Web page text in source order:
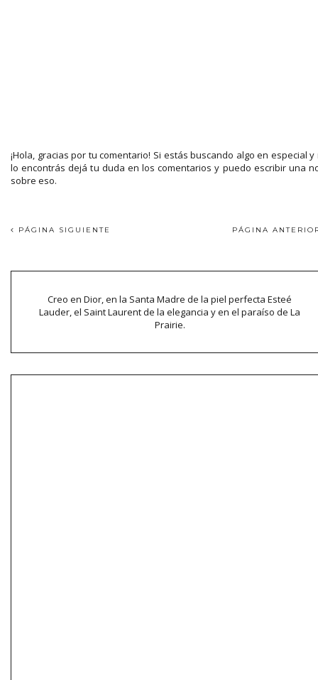
¡Hola, gracias por tu comentario! Si estás buscando algo en especial y
lo encontrás dejá tu duda en los comentarios y puedo escribir una
sobre eso.
PÁGINA SIGUIENTE PÁGINA
Creo en Dior, en la Santa Madre de la piel perfecta Esteé
Lauder, el Saint Laurent de la elegancia y en el paraíso de La
Prairie.